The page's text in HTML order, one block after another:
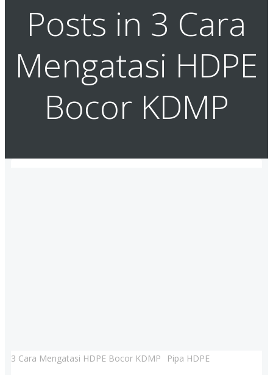
Posts in 3 Cara
Mengatasi HDPE
Bocor KDMP
3 Cara Mengatasi HDPE Bocor KDMP Pipa HDPE